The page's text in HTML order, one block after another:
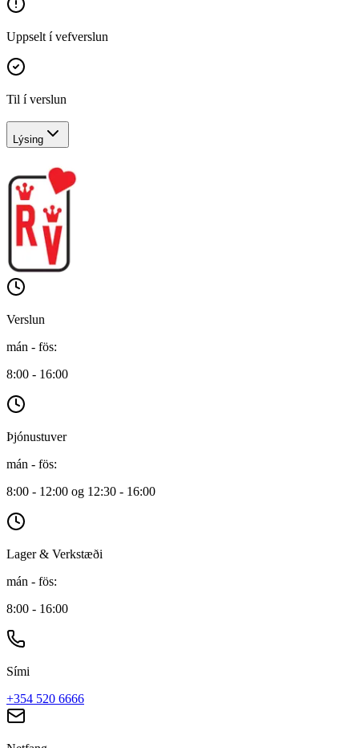
Uppselt í vefverslun
Til í verslun
Lýsing
Verslun
mán - fös:
8:00 - 16:00
Þjónustuver
mán - fös:
8:00 - 12:00 og 12:30 - 16:00
Lager & Verkstæði
mán - fös:
8:00 - 16:00
Sími
+354 520 6666